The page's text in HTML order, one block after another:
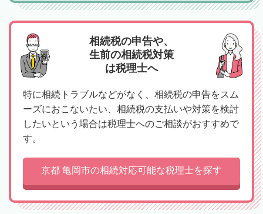
相続税の申告や、
生前の相続税対策
は税理士へ
特に相続トラブルなどがなく、相続税の申告をスム
ーズにおこないたい、相続税の支払いや対策を検討
したいという場合は税理士へのご相談がおすすめで
す。
京都 亀岡市の相続対応可能な税理士を探す